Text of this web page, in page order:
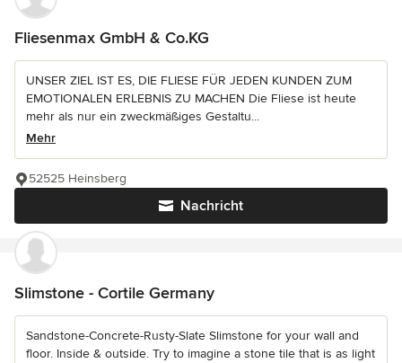
Fliesenmax GmbH & Co.KG
UNSER ZIEL IST ES, DIE FLIESE FÜR JEDEN KUNDEN ZUM
EMOTIONALEN ERLEBNIS ZU MACHEN Die Fliese ist heute
mehr als nur ein zweckmäßiges Gestaltu...
Mehr
Nachricht
52525 Heinsberg
Slimstone - Cortile Germany
Sandstone-Concrete-Rusty-Slate Slimstone for your wall and
floor. Inside & outside. Try to imagine a stone tile that is as light